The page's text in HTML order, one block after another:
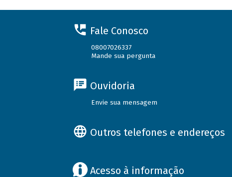
Fale Conosco
08007026337
Mande sua pergunta
Ouvidoria
Envie sua mensagem
Outros telefones e endereços
Acesso à informação